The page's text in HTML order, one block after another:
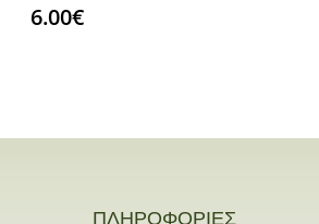
6.00€
ΠΛΗΡΟΦΟΡΙΕΣ